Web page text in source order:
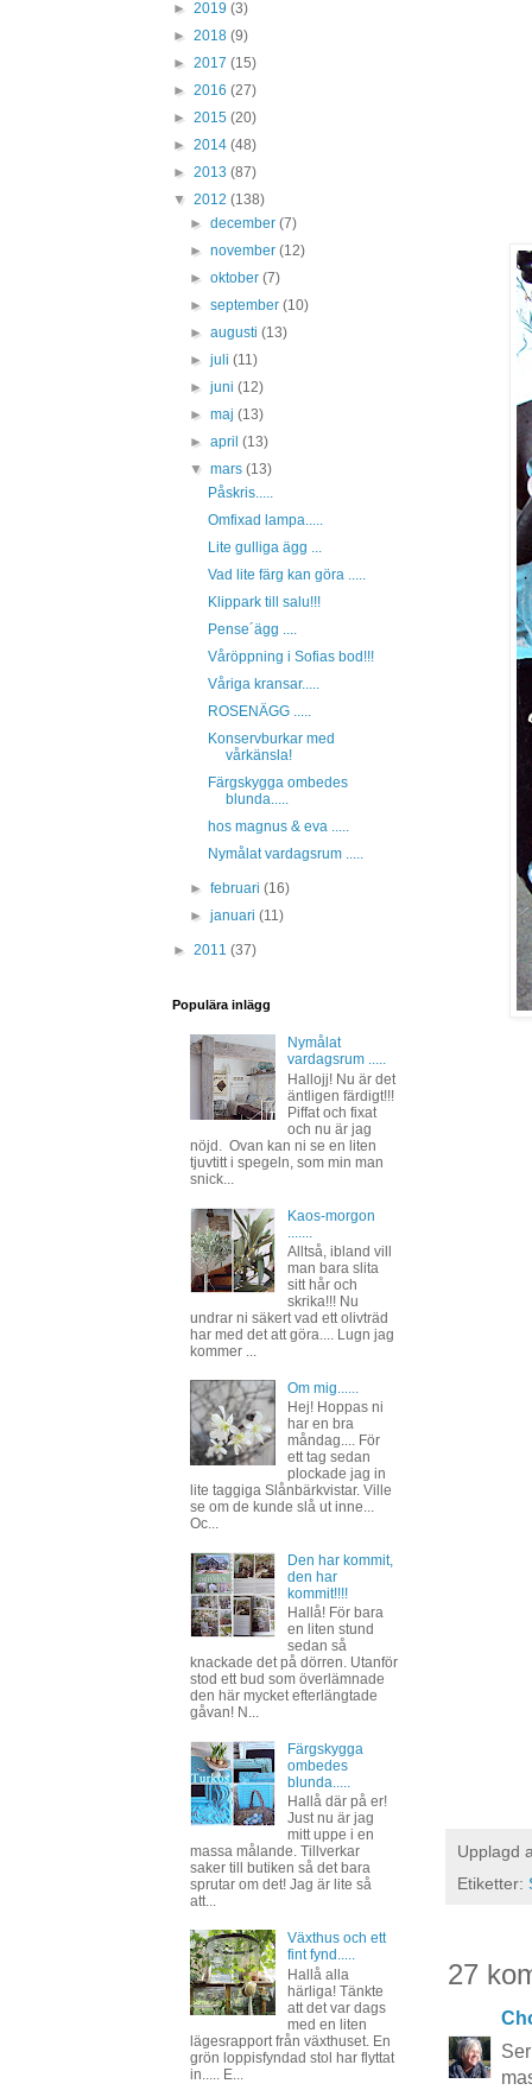
Upplagd
Etiketter:
27
► 2019 (3)
► 2018 (9)
► 2017 (15)
► 2016 (27)
► 2015 (20)
► 2014 (48)
► 2013 (87)
▼ 2012 (138)
►december(7)
►november(12)
►oktober(7)
►september(10)
►augusti(13)
►juli(11)
►juni(12)
►maj(13)
►april(13)
▼mars(13)
Påskris.....
Omfixad lampa.....
Lite gulliga ägg ...
Vad lite färg kan göra .....
Klippark till salu!!!
Pense´ägg ....
Våröppning i Sofias bod!!!
Våriga kransar.....
ROSENÄGG .....
Konservburkar med
vårkänsla!
Färgskygga ombedes
blunda.....
hos magnus & eva .....
Nymålat vardagsrum .....
►februari(16)
►januari(11)
► 2011 (37)
Populära inlägg
Nymålat
vardagsrum .....
Hallojj! Nu är det
äntligen färdigt!!!
Piffat och fixat
och nu är jag
nöjd. Ovan kan ni se en liten
tjuvtitt i spegeln, som min man
snick...
Kaos-morgon
Alltså, ibland vill
man bara slita
sitt hår och
skrika!!! Nu
undrar ni säkert vad ett olivträd
har med det att göra.... Lugn jag
kommer ...
Om mig......
Hej! Hoppas ni
har en bra
måndag.... För
ett tag sedan
plockade jag in
lite taggiga Slånbärkvistar. Ville
se om de kunde slå ut inne...
Oc...
Den har kommit,
den har
kommit!!!!
Hallå! För bara
en liten stund
sedan så
knackade det på dörren. Utanför
stod ett bud som överlämnade
den här mycket efterlängtade
gåvan! N...
Färgskygga
ombedes
blunda.....
Hallå där på er!
Just nu är jag
mitt uppe i en
massa målande. Tillverkar
saker till butiken så det bara
sprutar om det! Jag är lite så
att...
Växthus och ett
fint fynd.....
Hallå alla
härliga! Tänkte
att det var dags
med en liten
lägesrapport från växthuset. En
grön loppisfyndad stol har flyttat
in..... E...